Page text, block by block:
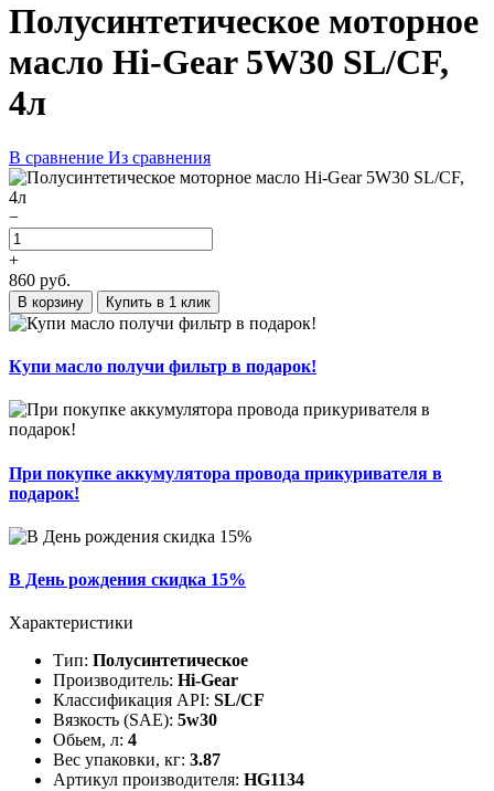
Полусинтетическое моторное
масло Hi-Gear 5W30 SL/CF,
4л
В сравнение Из сравнения
−
+
860 руб.
В корзину Купить в 1 клик
Купи масло получи фильтр в подарок!
При покупке аккумулятора провода прикуривателя в
подарок!
В День рождения скидка 15%
Характеристики
Тип: Полусинтетическое
Производитель: Hi-Gear
Классификация API: SL/CF
Вязкость (SAE): 5w30
Обьем, л: 4
Вес упаковки, кг: 3.87
Артикул производителя: HG1134